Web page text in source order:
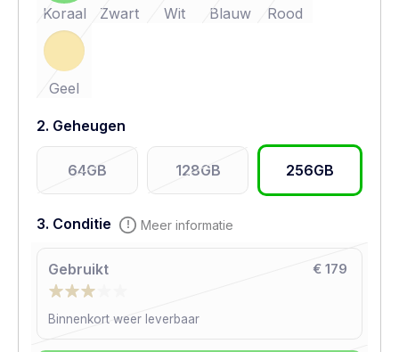
Koraal Zwart Wit Blauw Rood
Geel
2. Geheugen
64GB 128GB 256GB
3. Conditie Meer informatie
Gebruikt € 179
Binnenkort weer leverbaar